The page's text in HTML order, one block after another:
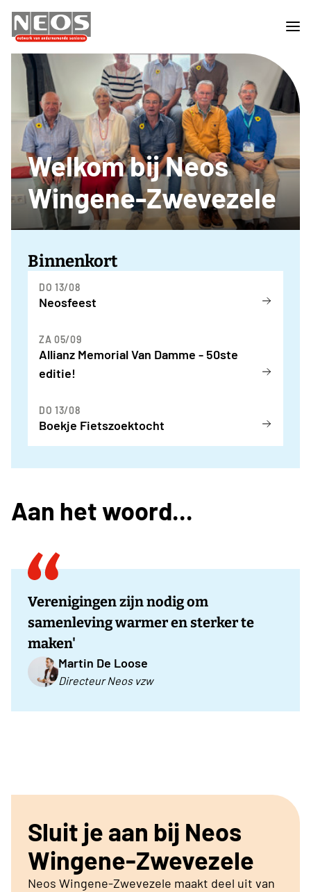
Welkom bij Neos
Wingene-Zwevezele
Binnenkort
DO 13/08
Neosfeest
ZA 05/09
Allianz Memorial Van Damme - 50ste
editie!
DO 13/08
Boekje Fietszoektocht
Aan het woord...
Verenigingen zijn nodig om
samenleving warmer en sterker te
maken'
Martin De Loose
Directeur Neos vzw
Sluit je aan bij Neos
Wingene-Zwevezele
Neos Wingene-Zwevezele maakt deel uit van